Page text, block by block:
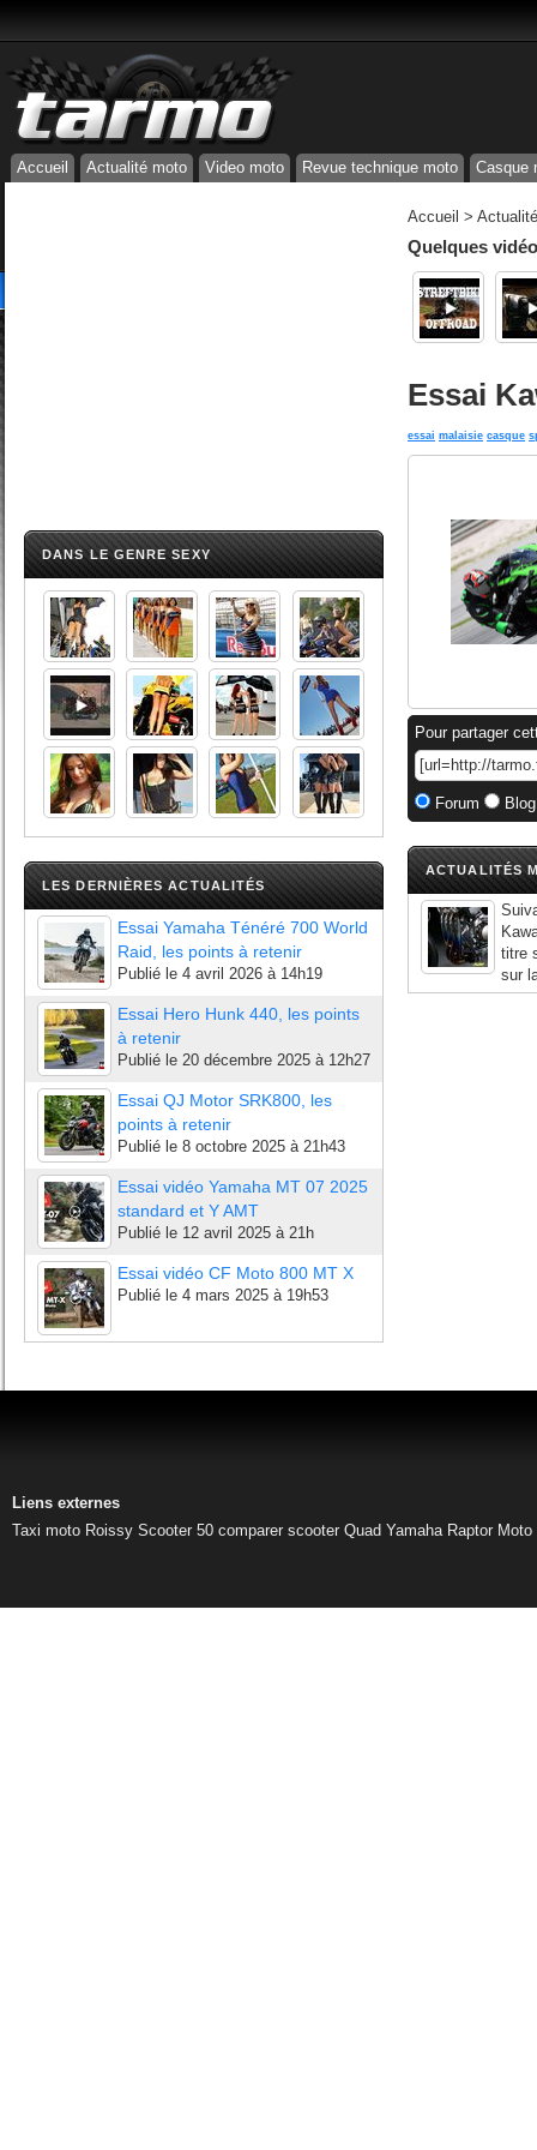
Accueil Actualité moto Video moto Revue technique moto Casque
DANS LE GENRE SEXY
LES DERNIÈRES ACTUALITÉS
Essai Yamaha Ténéré 700 World
Raid, les points à retenir
Publié le 4 avril 2026 à 14h19
Essai Hero Hunk 440, les points
à retenir
Publié le 20 décembre 2025 à 12h27
Essai QJ Motor SRK800, les
points à retenir
Publié le 8 octobre 2025 à 21h43
Essai vidéo Yamaha MT 07 2025
standard et Y AMT
Publié le 12 avril 2025 à 21h
Essai vidéo CF Moto 800 MT X
Publié le 4 mars 2025 à 19h53
Accueil >
Quelques
Essai
essai malaisie casque
Pour partager
Forum
ACTUALITÉS
titre
sur
Liens externes
Taxi moto Roissy Scooter 50 comparer scooter Quad Yamaha Raptor